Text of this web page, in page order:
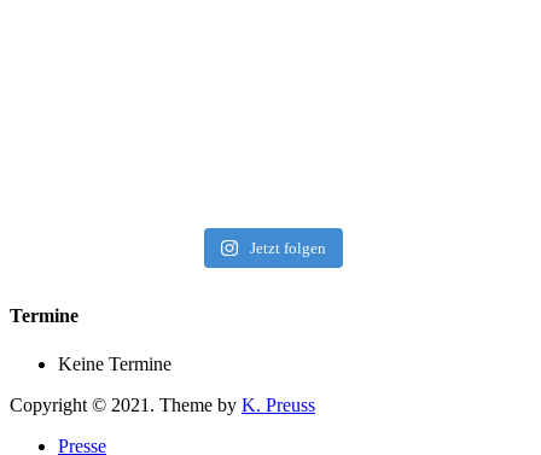
Jetzt folgen
Termine
Keine Termine
Copyright © 2021. Theme by K. Preuss
Presse